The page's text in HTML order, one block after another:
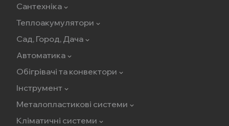
Сантехніка
Теплоакумулятори
Сад, Город, Дача
Автоматика
Обігрівачі та конвектори
Інструмент
Металопластикові системи
Кліматичні системи